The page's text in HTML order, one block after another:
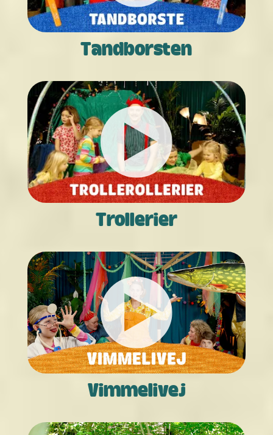
Tandborsten
Trollerier
Vimmelivej